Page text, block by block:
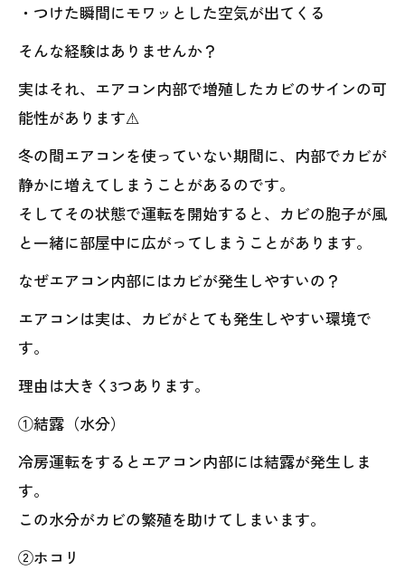
・つけた瞬間にモワッとした空気が出てくる
そんな経験はありませんか？
実はそれ、エアコン内部で増殖したカビのサインの可
能性があります⚠️
冬の間エアコンを使っていない期間に、内部でカビが
静かに増えてしまうことがあるのです。
そしてその状態で運転を開始すると、カビの胞子が風
と一緒に部屋中に広がってしまうことがあります。
なぜエアコン内部にはカビが発生しやすいの？
エアコンは実は、カビがとても発生しやすい環境で
す。
理由は大きく3つあります。
①結露（水分）
冷房運転をするとエアコン内部には結露が発生しま
す。
この水分がカビの繁殖を助けてしまいます。
②ホコリ